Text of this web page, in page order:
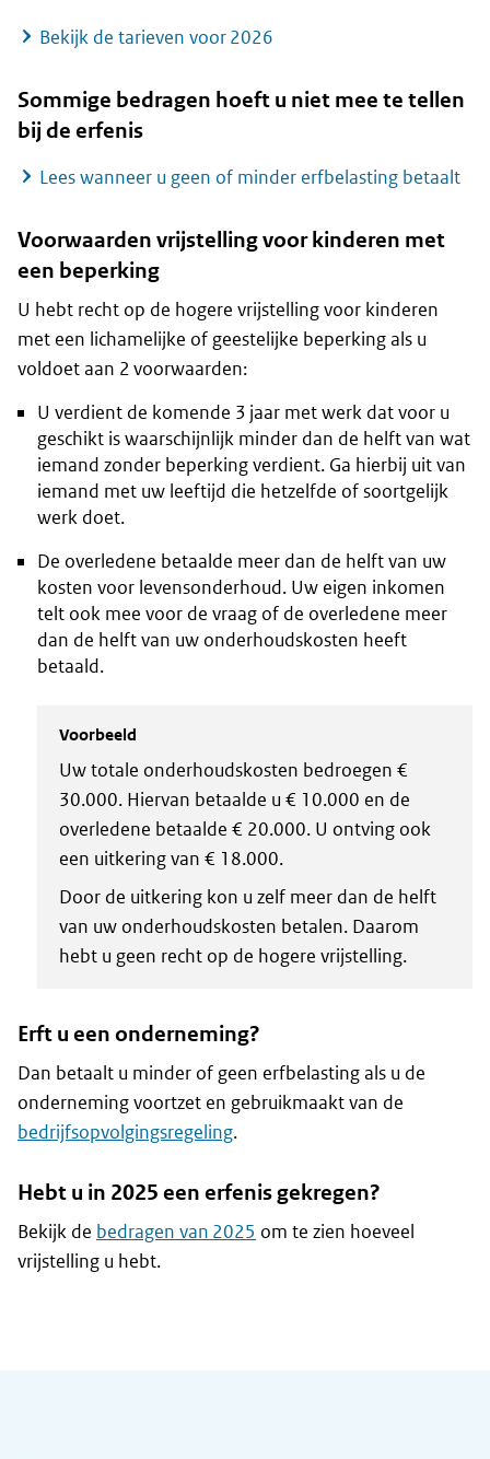
Bekijk de tarieven voor 2026
Sommige bedragen hoeft u niet mee te tellen
bij de erfenis
Lees wanneer u geen of minder erfbelasting betaalt
Voorwaarden vrijstelling voor kinderen met
een beperking
U hebt recht op de hogere vrijstelling voor kinderen
met een lichamelijke of geestelijke beperking als u
voldoet aan 2 voorwaarden:
U verdient de komende 3 jaar met werk dat voor u
geschikt is waarschijnlijk minder dan de helft van wat
iemand zonder beperking verdient. Ga hierbij uit van
iemand met uw leeftijd die hetzelfde of soortgelijk
werk doet.
De overledene betaalde meer dan de helft van uw
kosten voor levensonderhoud. Uw eigen inkomen
telt ook mee voor de vraag of de overledene meer
dan de helft van uw onderhoudskosten heeft
betaald.
Voorbeeld
Uw totale onderhoudskosten bedroegen €
30.000. Hiervan betaalde u € 10.000 en de
overledene betaalde € 20.000. U ontving ook
een uitkering van € 18.000.
Door de uitkering kon u zelf meer dan de helft
van uw onderhoudskosten betalen. Daarom
hebt u geen recht op de hogere vrijstelling.
Erft u een onderneming?
Dan betaalt u minder of geen erfbelasting als u de
onderneming voortzet en gebruikmaakt van de
bedrijfsopvolgingsregeling.
Hebt u in 2025 een erfenis gekregen?
Bekijk de bedragen van 2025 om te zien hoeveel
vrijstelling u hebt.